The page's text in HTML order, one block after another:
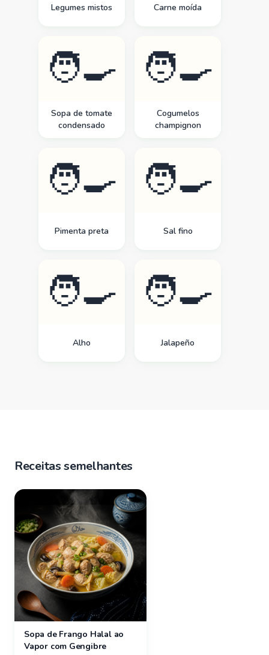
Legumes mistos Carne moída
🧑‍🍳
Sopa de tomate
condensado
🧑‍🍳
Cogumelos
champignon
🧑‍🍳
Pimenta preta
🧑‍🍳
Sal fino
🧑‍🍳
Alho
🧑‍🍳
Jalapeño
Receitas semelhantes
Sopa de Frango Halal ao
Vapor com Gengibre